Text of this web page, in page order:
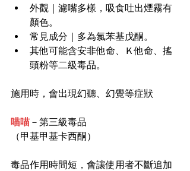
外觀｜濾嘴多樣，吸食吐出煙霧有
顏色。
常見成分｜多為氯苯基戊酮。
其他可能含安非他命、Ｋ他命、搖
頭粉等二級毒品。
施用時，會出現幻聽、幻覺等症狀
喵喵－第三級毒品
（甲基甲基卡西酮）
毒品作用時間短，會讓使用者不斷追加